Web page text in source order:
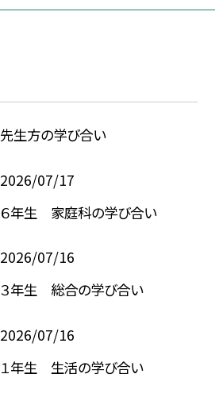
先生方の学び合い
2026/07/17
６年生 家庭科の学び合い
2026/07/16
３年生 総合の学び合い
2026/07/16
１年生 生活の学び合い